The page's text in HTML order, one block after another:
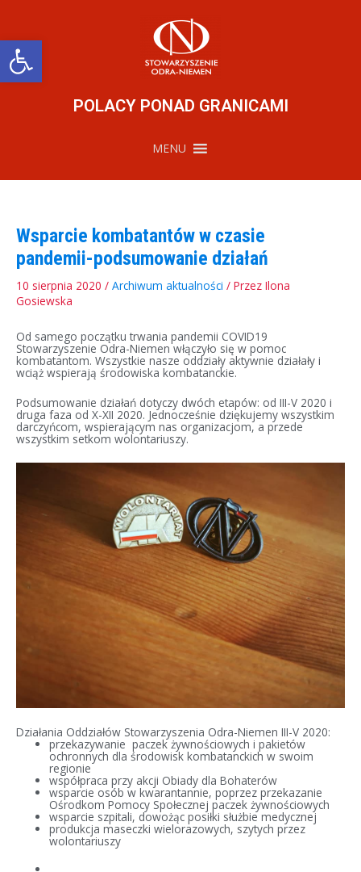
Otwórz pasek narzędzi
POLACY PONAD GRANICAMI
MENU
Wsparcie kombatantów w czasie
pandemii-podsumowanie działań
10 sierpnia 2020 / Archiwum aktualności / Przez Ilona
Gosiewska
Od samego początku trwania pandemii COVID19
Stowarzyszenie Odra-Niemen włączyło się w pomoc
kombatantom. Wszystkie nasze oddziały aktywnie działały i
wciąż wspierają środowiska kombatanckie.
Podsumowanie działań dotyczy dwóch etapów: od III-V 2020 i
druga faza od X-XII 2020. Jednocześnie dziękujemy wszystkim
darczyńcom, wspierającym nas organizacjom, a przede
wszystkim setkom wolontariuszy.
Działania Oddziałów Stowarzyszenia Odra-Niemen III-V 2020:
przekazywanie paczek żywnościowych i pakietów
ochronnych dla środowisk kombatanckich w swoim
regionie
współpraca przy akcji Obiady dla Bohaterów
wsparcie osób w kwarantannie, poprzez przekazanie
Ośrodkom Pomocy Społecznej paczek żywnościowych
wsparcie szpitali, dowożąc posiłki służbie medycznej
produkcja maseczki wielorazowych, szytych przez
wolontariuszy